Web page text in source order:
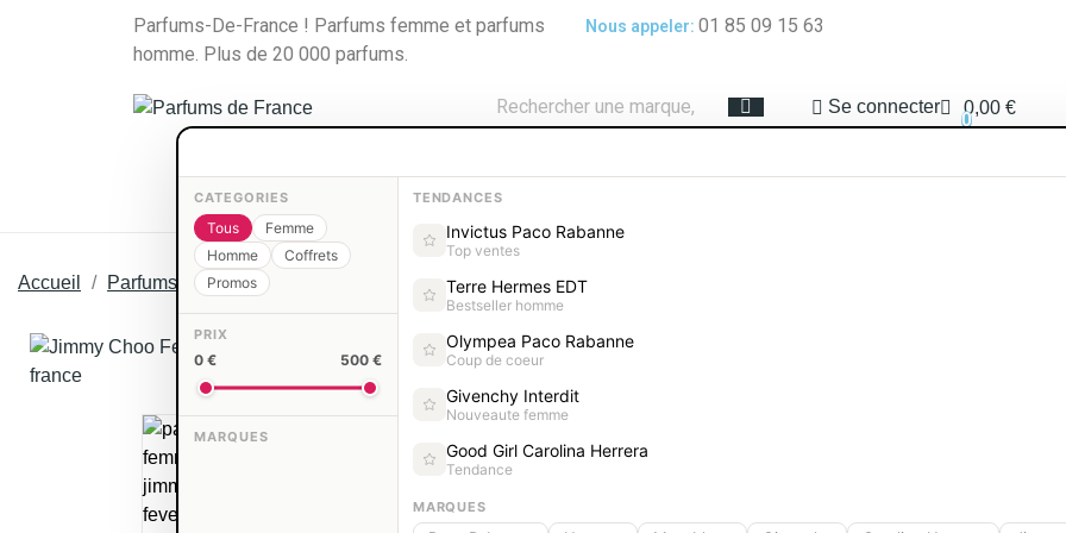
Parfums-De-France ! Parfums femme et parfums
homme. Plus de 20 000 parfums.
Nous appeler: 01 85 09 15 63
Se connecter 0,00 €
0
Accueil Parfums femme Parfums JIMMY CHOO femme Jimmy Choo Fever Eau De Parfum 60ml
Eau de parfum
CATEGORIES
Tous
Femme
Homme
Coffrets
Promos
PRIX
0 € 500 €
MARQUES
TENDANCES
Invictus Paco Rabanne
Top ventes
Terre Hermes EDT
Bestseller homme
Olympea Paco Rabanne
Coup de coeur
Givenchy Interdit
Nouveaute femme
Good Girl Carolina Herrera
Tendance
MARQUES